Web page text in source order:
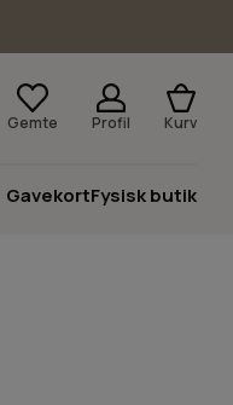
Gemte Profil Kurv
GavekortFysisk butik